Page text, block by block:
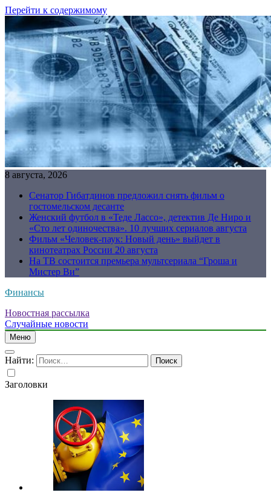
Перейти к содержимому
8 августа, 2026
Сенатор Гибатдинов предложил снять фильм о
гостомельском десанте
Женский футбол в «Теде Лассо», детектив Де Ниро и
«Сто лет одиночества». 10 лучших сериалов августа
Фильм «Человек-паук: Новый день» выйдет в
кинотеатрах России 20 августа
На ТВ состоится премьера мультсериала “Гроша и
Мистер Ви”
Финансы
Новостная рассылка
Случайные новости
Меню
Найти:
Заголовки